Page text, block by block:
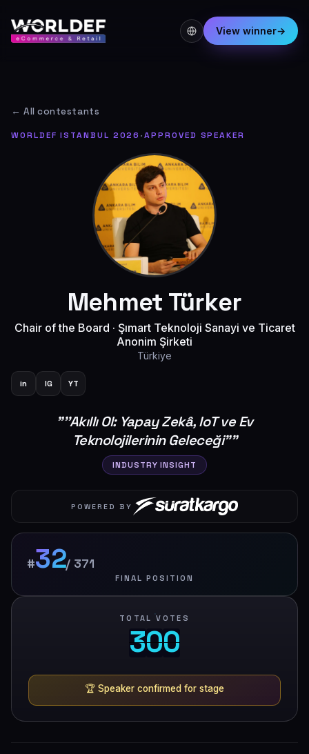
View winner→
← All contestants
WORLDEF ISTANBUL 2026 ·APPROVED SPEAKER
Mehmet Türker
Chair of the Board · Şımart Teknoloji Sanayi ve Ticaret
Anonim Şirketi
Türkiye
in IG YT
"''Akıllı Ol: Yapay Zekâ, IoT ve Ev
Teknolojilerinin Geleceği”"
INDUSTRY INSIGHT
POWERED BY
#32/ 371
FINAL POSITION
TOTAL VOTES
3
30
00
0
🏆 Speaker confirmed for stage